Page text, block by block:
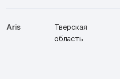
Aris
Тверская
область